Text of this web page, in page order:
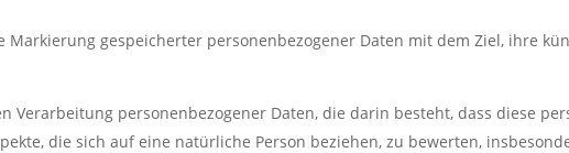
gespeicherter personenbezogener Daten mit dem Ziel, ihre
Verarbeitung personenbezogener Daten, die darin besteht, dass diese
die sich auf eine natürliche Person beziehen, zu bewerten,